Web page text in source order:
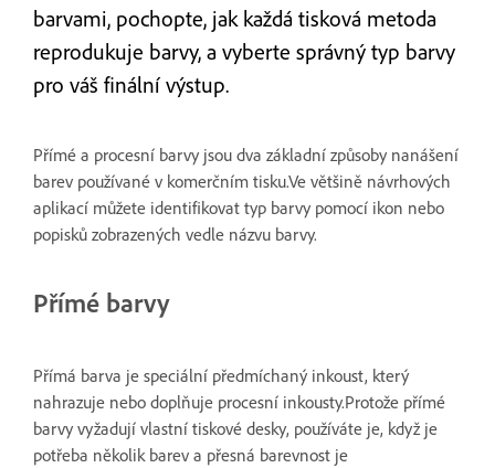
barvami, pochopte, jak každá tisková metoda
reprodukuje barvy, a vyberte správný typ barvy
pro váš finální výstup.
Přímé a procesní barvy jsou dva základní způsoby nanášení
barev používané v komerčním tisku.Ve většině návrhových
aplikací můžete identifikovat typ barvy pomocí ikon nebo
popisků zobrazených vedle názvu barvy.
Přímé barvy
Přímá barva je speciální předmíchaný inkoust, který
nahrazuje nebo doplňuje procesní inkousty.Protože přímé
barvy vyžadují vlastní tiskové desky, používáte je, když je
potřeba několik barev a přesná barevnost je